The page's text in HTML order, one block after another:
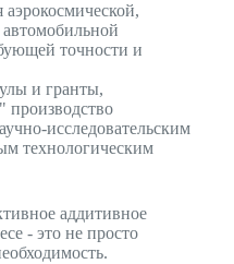
точности и
и гранты,
исследовательским
технологическим
аддитивное
- это не просто